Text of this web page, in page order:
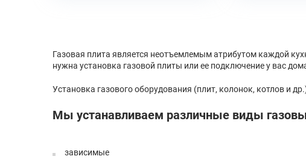
Газовая плита является неотъемлемым атрибутом каждой
нужна установка газовой плиты или ее подключение у вас
Установка газового оборудования (плит, колонок, котлов и
Мы устанавливаем различные виды
зависимые